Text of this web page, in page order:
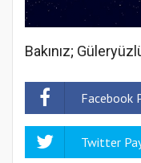
Bakınız;
Facebook
Twitter